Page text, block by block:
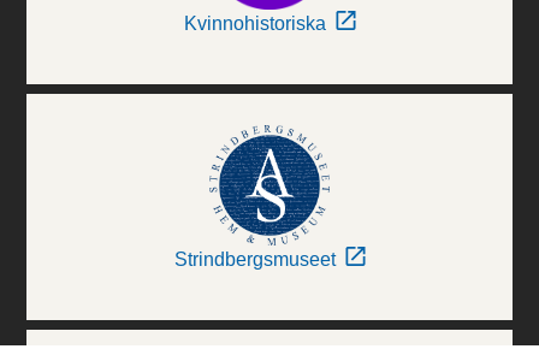
Kvinnohistoriska
Strindbergsmuseet